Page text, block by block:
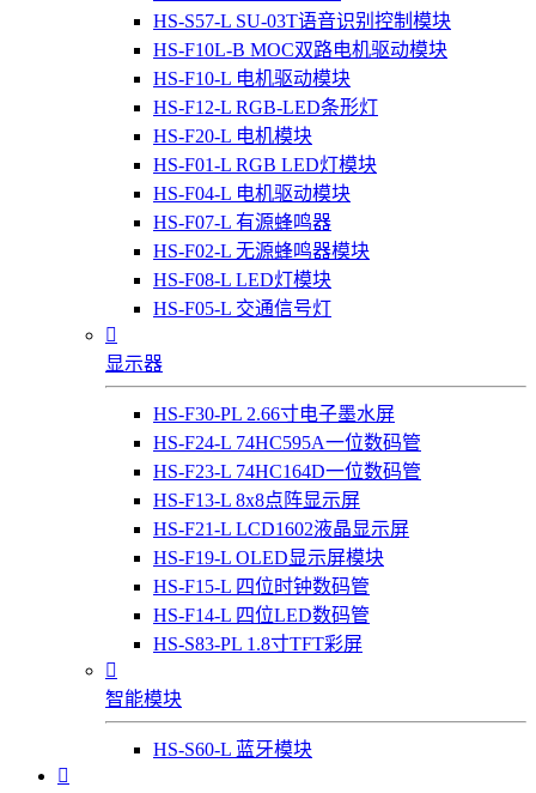
HS-S57-L SU-03T语音识别控制模块
HS-F10L-B MOC双路电机驱动模块
HS-F10-L 电机驱动模块
HS-F12-L RGB-LED条形灯
HS-F20-L 电机模块
HS-F01-L RGB LED灯模块
HS-F04-L 电机驱动模块
HS-F07-L 有源蜂鸣器
HS-F02-L 无源蜂鸣器模块
HS-F08-L LED灯模块
HS-F05-L 交通信号灯

显示器
HS-F30-PL 2.66寸电子墨水屏
HS-F24-L 74HC595A一位数码管
HS-F23-L 74HC164D一位数码管
HS-F13-L 8x8点阵显示屏
HS-F21-L LCD1602液晶显示屏
HS-F19-L OLED显示屏模块
HS-F15-L 四位时钟数码管
HS-F14-L 四位LED数码管
HS-S83-PL 1.8寸TFT彩屏

智能模块
HS-S60-L 蓝牙模块
